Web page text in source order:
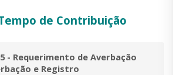
de Contribuição
- Requerimento de Averbação
e Registro